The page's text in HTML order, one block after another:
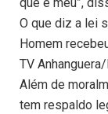
O que diz a lei
Homem
TV
Além de
tem respaldo